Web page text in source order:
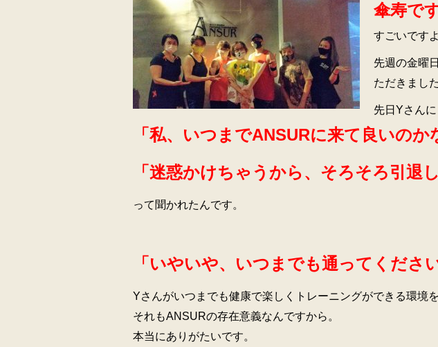
傘寿で
すごいですよ
先週の金曜
ただきました
先日Yさんに
「私、いつまでANSURに来て良いのか
「迷惑かけちゃうから、そろそろ引退
って聞かれたんです。
「いやいや、いつまでも通ってくださ
Yさんがいつまでも健康で楽しくトレーニングができる環境を
それもANSURの存在意義なんですから。
本当にありがたいです。